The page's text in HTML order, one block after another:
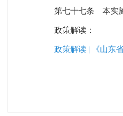
第七十七条 本实
政策解读：
政策解读 | 《山东